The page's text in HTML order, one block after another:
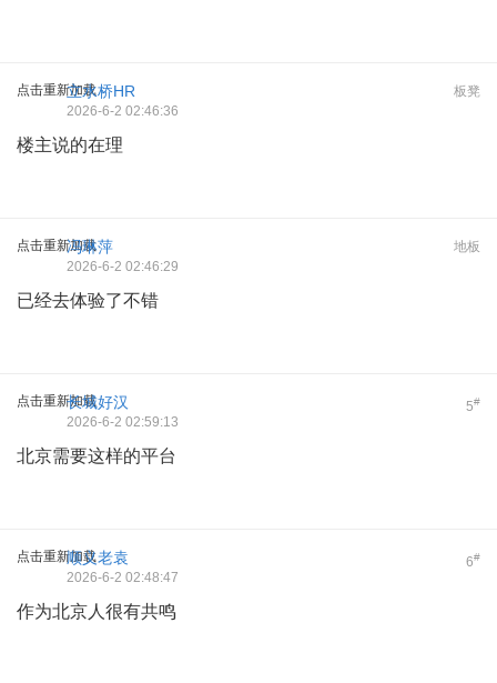
点击重新加载 板凳
立水桥HR
2026-6-2 02:46:36
楼主说的在理
点击重新加载 地板
冯琳萍
2026-6-2 02:46:29
已经去体验了不错
点击重新加载 5#
长城好汉
2026-6-2 02:59:13
北京需要这样的平台
点击重新加载 6#
顺义老袁
2026-6-2 02:48:47
作为北京人很有共鸣